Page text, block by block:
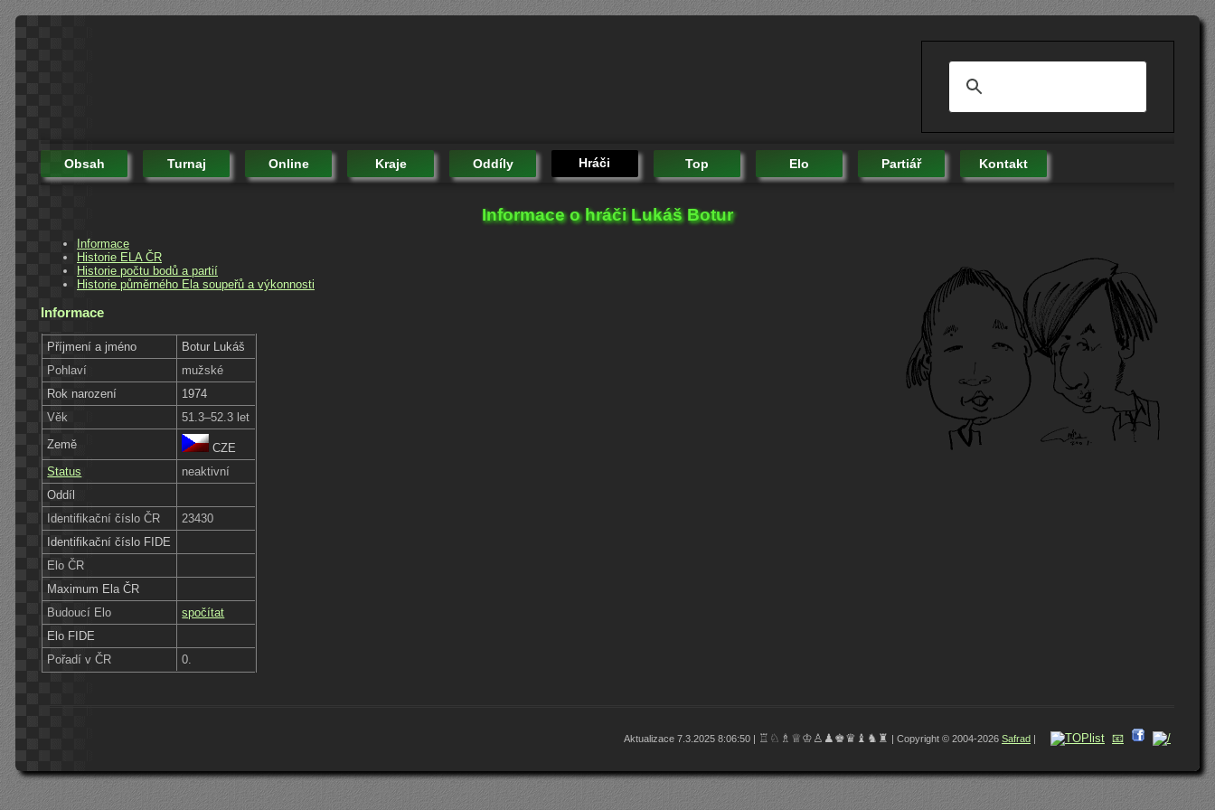
Obsah Turnaj Online Kraje Oddíly Hráči Top Elo Partiář Kontakt
Informace o hráči Lukáš Botur
Informace
Historie ELA ČR
Historie počtu bodů a partií
Historie půměrného Ela soupeřů a výkonnosti
Informace
Příjmení a jméno
Botur Lukáš
Pohlaví
mužské
Rok narození
1974
Věk
51.3–52.3 let
Země
CZE
Status
neaktivní
Oddíl
Identifikační číslo ČR
23430
Identifikační číslo FIDE
Elo ČR
Maximum Ela ČR
Budoucí Elo
spočítat
Elo FIDE
Pořadí v ČR
0.
Aktualizace 7.3.2025 8:06:50 | ♖♘♗♕♔♙♟♚♛♝♞♜ | Copyright © 2004-2026 Safrad | 📧